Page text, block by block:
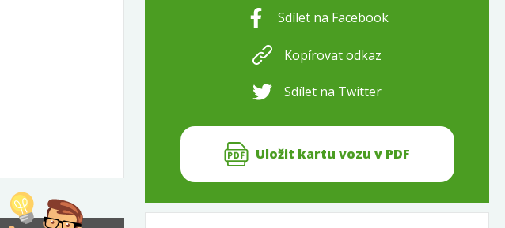
Sdílet na Facebook
Kopírovat odkaz
Sdílet na Twitter
Uložit kartu vozu v PDF